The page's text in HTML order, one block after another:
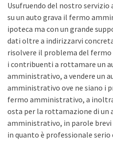
Usufruendo del nostro servizio
su un auto grava il fermo
ipoteca ma con un grande
dati oltre a indirizzarvi
risolvere il problema del
i contribuenti a rottamare un
amministrativo, a vendere un
amministrativo ove ne siano i
fermo amministrativo, a
osta per la rottamazione di un
amministrativo, in parole
in quanto è professionale